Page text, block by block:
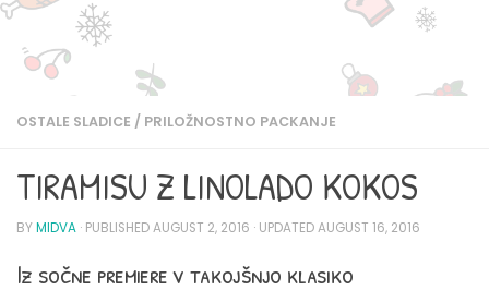
OSTALE SLADICE / PRILOŽNOSTNO PACKANJE
TIRAMISU Z LINOLADO KOKOS
BYMIDVA · PUBLISHEDAUGUST 2, 2016 · UPDATEDAUGUST 16, 2016
Iz sočne premiere v takojšnjo klasiko